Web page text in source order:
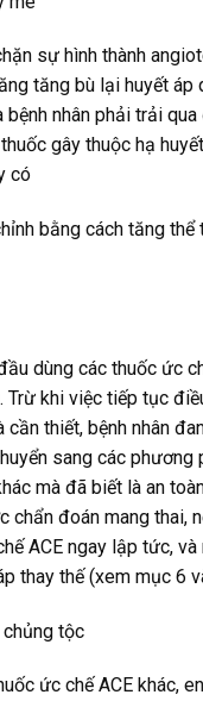
sự hình thành
tăng bù lại huyết áp
bệnh nhân phải trải
gây thuộc hạ
có
bằng cách tăng thể
dùng các thuốc ức
Trừ khi việc tiếp tục
cần thiết, bệnh nhân
sang các phương
mà đã biết là an
chẩn đoán mang thai,
ACE ngay lập tức, và
thay thế (xem mục 6
tộc
ức chế ACE khác,